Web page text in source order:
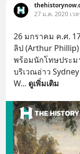
27 ม.ค. 2020 เว
26 มกราคม ค.ศ.
ลิป (Arthur
พร้อมนักโทษประม
บริเวณอ่าว
W... ดูเพิ่มเติม